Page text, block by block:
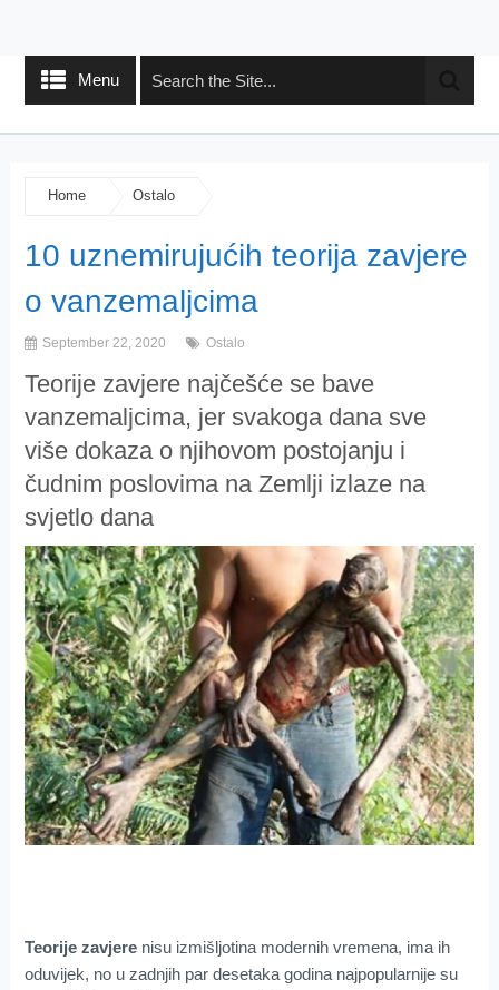
Menu
Home Ostalo
10 uznemirujućih teorija zavjere
o vanzemaljcima
September 22, 2020 Ostalo
Teorije zavjere najčešće se bave
vanzemaljcima, jer svakoga dana sve
više dokaza o njihovom postojanju i
čudnim poslovima na Zemlji izlaze na
svjetlo dana
Teorije zavjerenisu izmišljotina modernih vremena, ima ih
oduvijek, no u zadnjih par desetaka godina najpopularnije su